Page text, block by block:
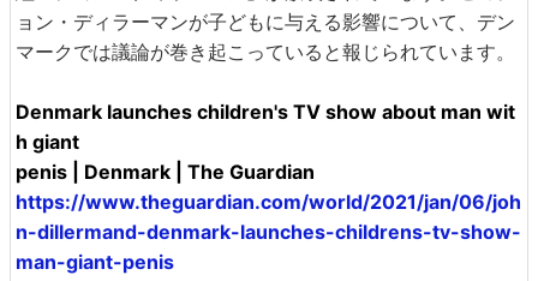
ョン・ディラーマンが子どもに与える影響について、デン
マークでは議論が巻き起こっていると報じられています。
Denmark launches children's TV show about man wit
h giant
penis | Denmark | The Guardian
https://www.theguardian.com/world/2021/jan/06/joh
n-dillermand-denmark-launches-childrens-tv-show-
man-giant-penis